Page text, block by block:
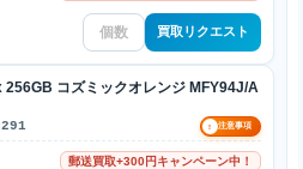
買取リクエスト
コズミックオレンジ MFY94J/A
! 注意事項
郵送買取+300円キャンペーン中！